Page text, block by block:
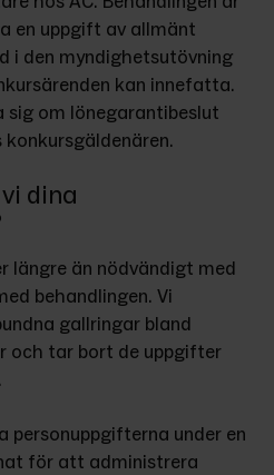
en uppgift av allmänt
i den myndighetsutövning
kan innefatta.
sig om lönegarantibeslut
dina
längre än nödvändigt med
behandlingen. Vi
gallringar bland
och tar bort de uppgifter
personuppgifterna under en
för att administrera